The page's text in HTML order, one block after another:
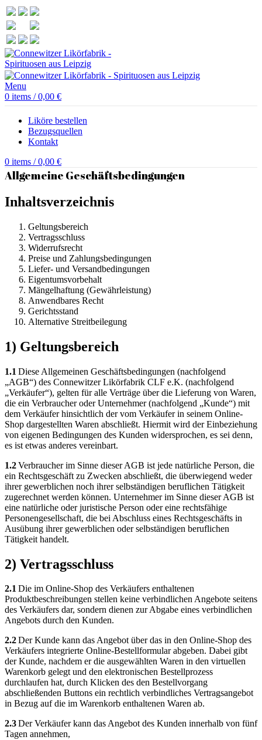
Menu
0 items / 0,00 €
Liköre bestellen
Bezugsquellen
Kontakt
0 items / 0,00 €
Allgemeine Geschäftsbedingungen
Inhaltsverzeichnis
Geltungsbereich
Vertragsschluss
Widerrufsrecht
Preise und Zahlungsbedingungen
Liefer- und Versandbedingungen
Eigentumsvorbehalt
Mängelhaftung (Gewährleistung)
Anwendbares Recht
Gerichtsstand
Alternative Streitbeilegung
1) Geltungsbereich
1.1 Diese Allgemeinen Geschäftsbedingungen (nachfolgend
„AGB“) des Connewitzer Likörfabrik CLF e.K. (nachfolgend
„Verkäufer“), gelten für alle Verträge über die Lieferung von Waren,
die ein Verbraucher oder Unternehmer (nachfolgend „Kunde“) mit
dem Verkäufer hinsichtlich der vom Verkäufer in seinem Online-
Shop dargestellten Waren abschließt. Hiermit wird der Einbeziehung
von eigenen Bedingungen des Kunden widersprochen, es sei denn,
es ist etwas anderes vereinbart.
1.2Verbraucher im Sinne dieser AGB ist jede natürliche Person, die
ein Rechtsgeschäft zu Zwecken abschließt, die überwiegend weder
ihrer gewerblichen noch ihrer selbständigen beruflichen Tätigkeit
zugerechnet werden können. Unternehmer im Sinne dieser AGB ist
eine natürliche oder juristische Person oder eine rechtsfähige
Personengesellschaft, die bei Abschluss eines Rechtsgeschäfts in
Ausübung ihrer gewerblichen oder selbständigen beruflichen
Tätigkeit handelt.
2) Vertragsschluss
2.1Die im Online-Shop des Verkäufers enthaltenen
Produktbeschreibungen stellen keine verbindlichen Angebote seitens
des Verkäufers dar, sondern dienen zur Abgabe eines verbindlichen
Angebots durch den Kunden.
2.2Der Kunde kann das Angebot über das in den Online-Shop des
Verkäufers integrierte Online-Bestellformular abgeben. Dabei gibt
der Kunde, nachdem er die ausgewählten Waren in den virtuellen
Warenkorb gelegt und den elektronischen Bestellprozess
durchlaufen hat, durch Klicken des den Bestellvorgang
abschließenden Buttons ein rechtlich verbindliches Vertragsangebot
in Bezug auf die im Warenkorb enthaltenen Waren ab.
2.3Der Verkäufer kann das Angebot des Kunden innerhalb von fünf
Tagen annehmen,